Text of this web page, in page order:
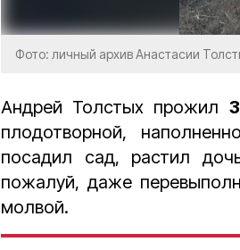
Фото: личный архив Анастасии
Андрей Толстых прожил
плодотворной,
посадил сад, растил
пожалуй, даже
молвой.